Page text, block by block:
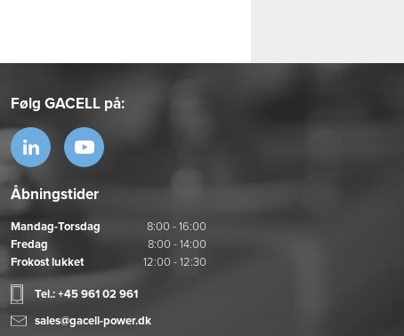
Følg GACELL på:
Åbningstider
Mandag-Torsdag
8:00 - 16:00
Fredag
8:00 - 14:00
Frokost lukket
12:00 - 12:30
Tel.: +45 961 02 961
sales@gacell-power.dk